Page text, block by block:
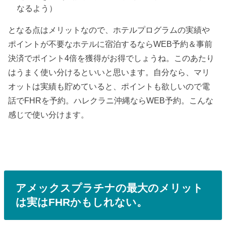
なるよう）
となる点はメリットなので、ホテルプログラムの実績や
ポイントが不要なホテルに宿泊するならWEB予約＆事前
決済でポイント4倍を獲得がお得でしょうね。このあたり
はうまく使い分けるといいと思います。自分なら、マリ
オットは実績も貯めていると、ポイントも欲しいので電
話でFHRを予約。ハレクラニ沖縄ならWEB予約。こんな
感じで使い分けます。
アメックスプラチナの最大のメリット
は実はFHRかもしれない。